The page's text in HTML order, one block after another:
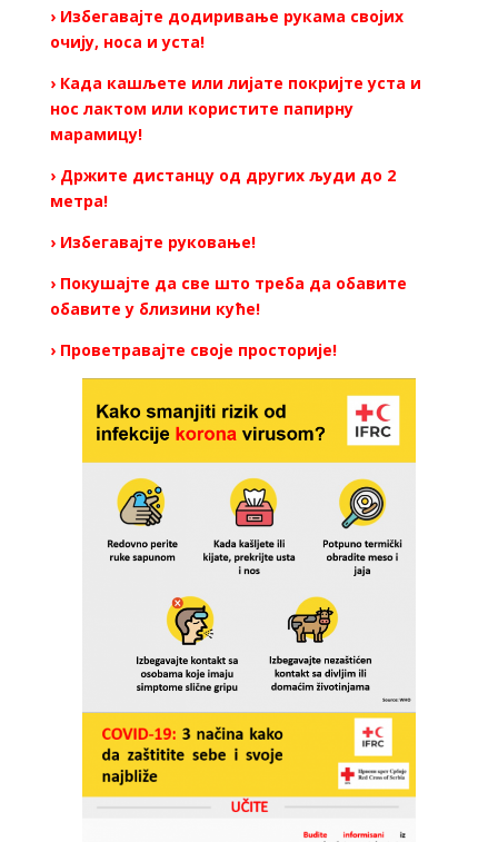
› Избегавајте додиривање рукама својих
очију, носа и уста!
› Када кашљете или лијате покријте уста и
нос лактом или користите папирну
марамицу!
› Држите дистанцу од других људи до 2
метра!
› Избегавајте руковање!
› Покушајте да све што треба да обавите
обавите у близини куће!
› Проветравајте своје просторије!